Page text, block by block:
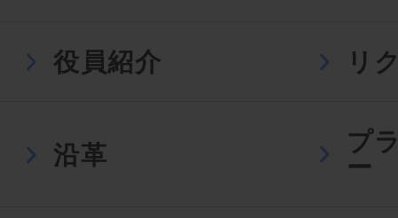
役員紹介 リ
沿革
プ
ー